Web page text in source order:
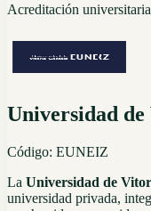
Acreditación
Universidad
Código: EUNEIZ
La Universidad de
universidad privada,